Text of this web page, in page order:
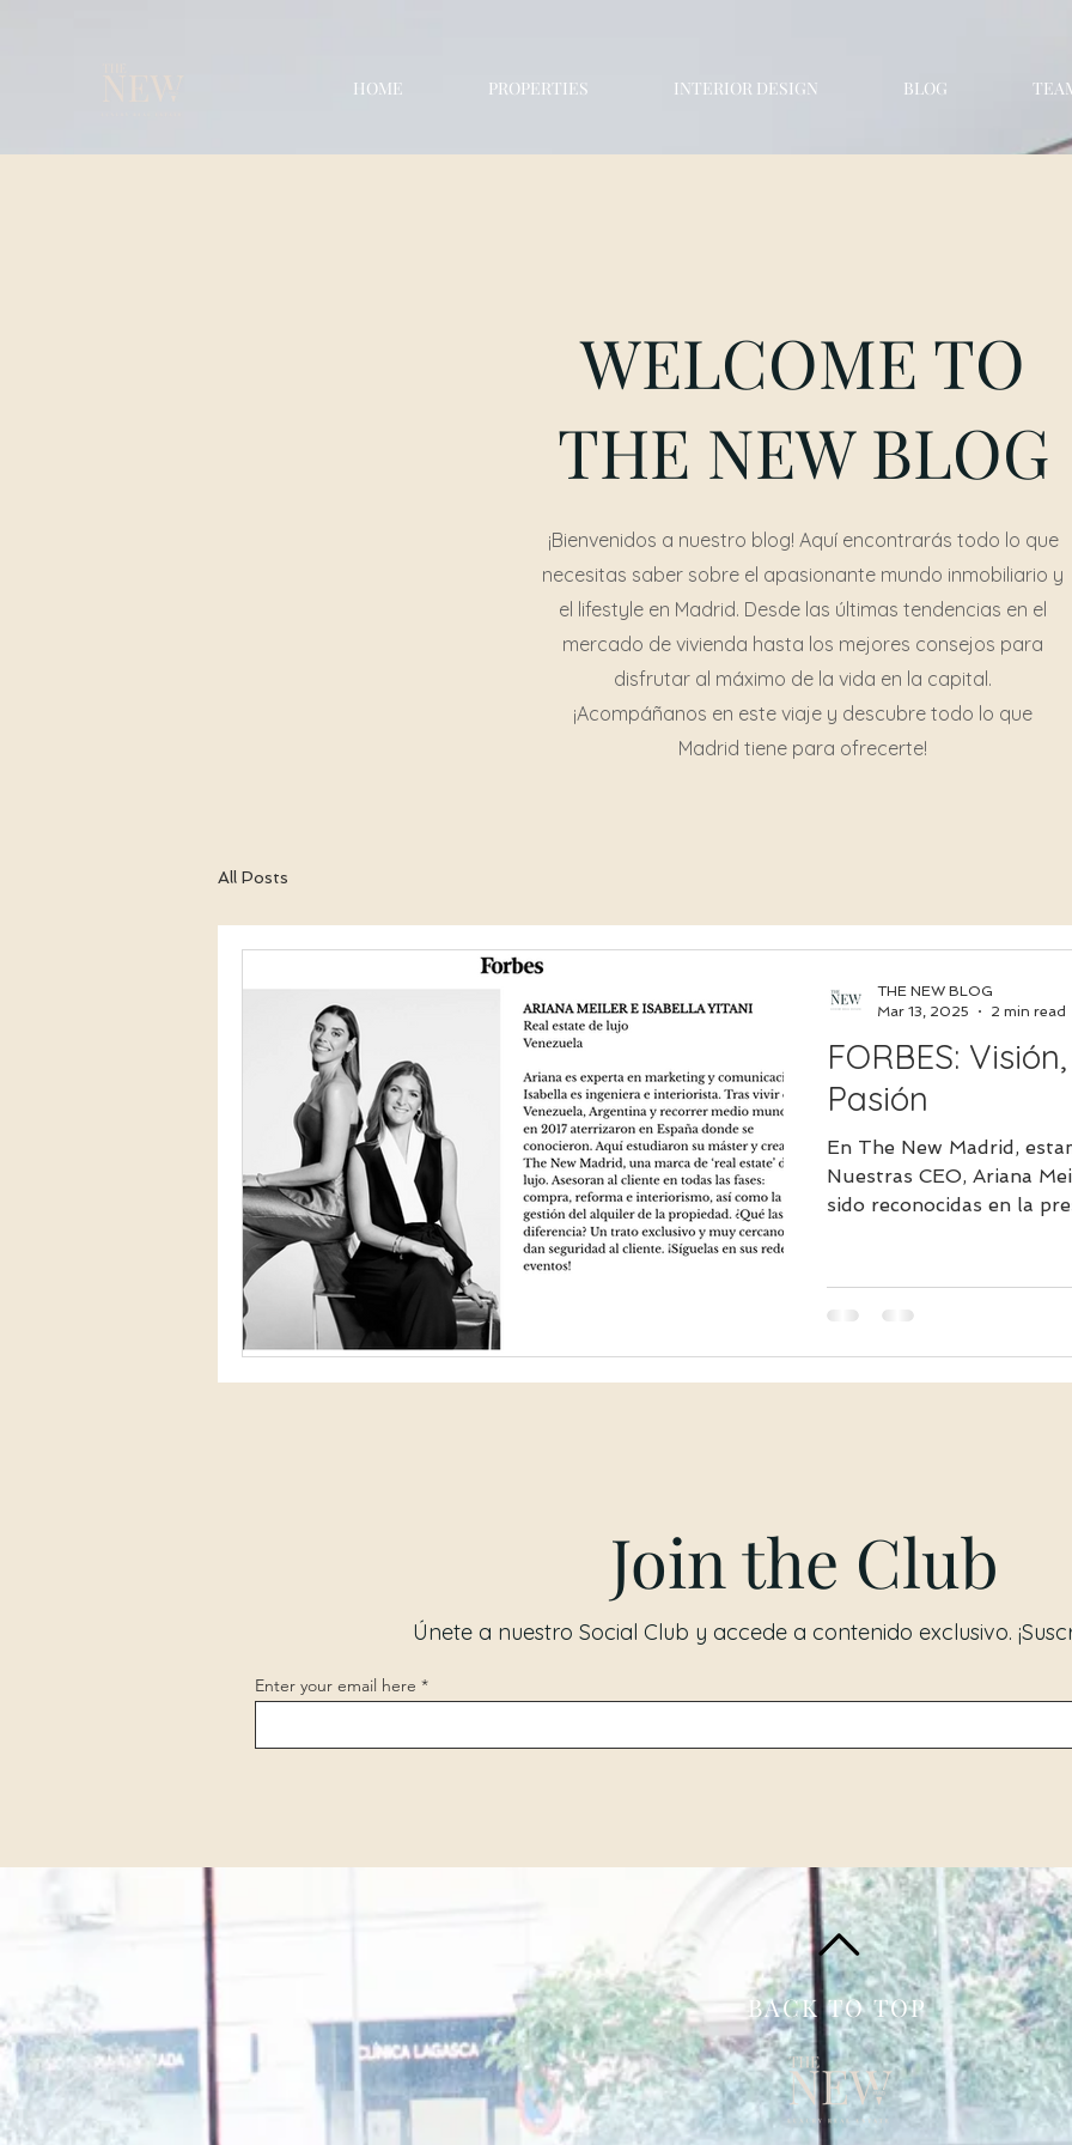
HOME PROPERTIES INTERIOR DESIGN BLOG
WELCOME TO
THE NEW BLOG
¡Bienvenidos a nuestro blog! Aquí encontrarás todo lo que
necesitas saber sobre el apasionante mundo inmobiliario y
el lifestyle en Madrid. Desde las últimas tendencias en el
mercado de vivienda hasta los mejores consejos para
disfrutar al máximo de la vida en la capital.
¡Acompáñanos en este viaje y descubre todo lo que
Madrid tiene para ofrecerte!
All Posts
FORBES:
Pasión
En The New Madrid,
Nuestras CEO, Ariana
sido reconocidas en la
THE NEW BLOG
Mar 13, 2025
2 min read
Join the Club
Únete a nuestro Social Club y accede a contenido exclusivo.
Enter your email here
BACK TO TOP